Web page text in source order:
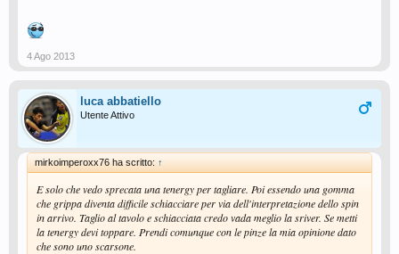
4 Ago 2013
luca abbatiello
Utente Attivo
mirkoimperoxx76 ha scritto: ↑
E solo che vedo sprecata una tenergy per tagliare. Poi essendo una gomma
che grippa diventa difficile schiacciare per via dell'interpretazione dello spin
in arrivo. Taglio al tavolo e schiacciata credo vada meglio la sriver. Se metti
la tenergy devi toppare. Prendi comunque con le pinze la mia opinione dato
che sono uno scarsone.